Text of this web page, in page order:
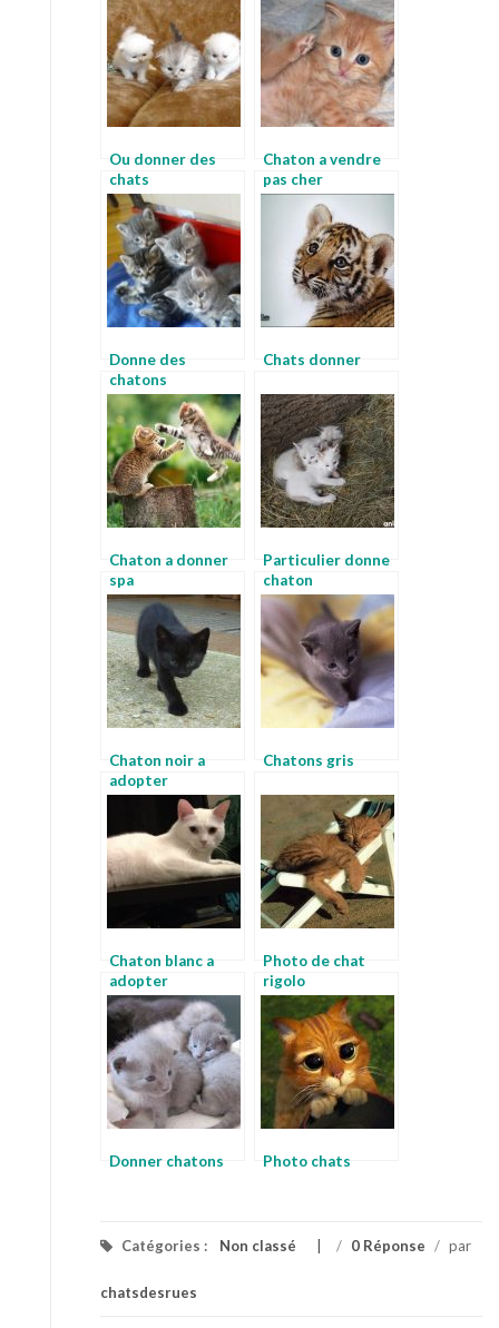
Ou donner des
chats
Chaton a vendre
pas cher
Donne des
chatons
Chats donner
Chaton a donner
spa
Particulier donne
chaton
Chaton noir a
adopter
Chatons gris
Chaton blanc a
adopter
Photo de chat
rigolo
Donner chatons Photo chats
Catégories : Non classé / 0 Réponse / par
chatsdesrues